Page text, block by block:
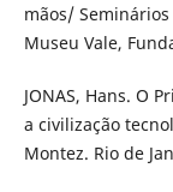
mãos/
Museu Vale,
JONAS, Hans. O
a civilização
Montez. Rio de